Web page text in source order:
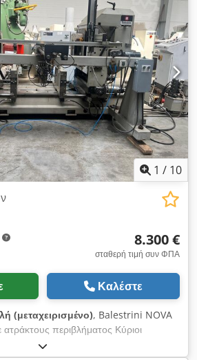
1 / 10
8.300 €
σταθερή τιμή συν ΦΠΑ
Καλέστε
(μεταχειρισμένο), Balestrini NOVA
περιβλήματος Κύριοι
ατράκτων 25 mm